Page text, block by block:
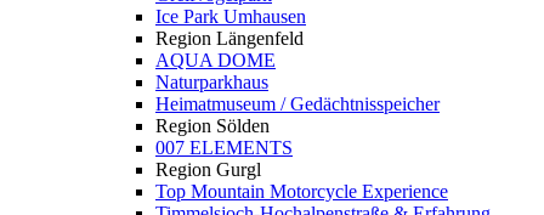
Ice Park Umhausen
Region Längenfeld
AQUA DOME
Naturparkhaus
Heimatmuseum / Gedächtnisspeicher
Region Sölden
007 ELEMENTS
Region Gurgl
Top Mountain Motorcycle Experience